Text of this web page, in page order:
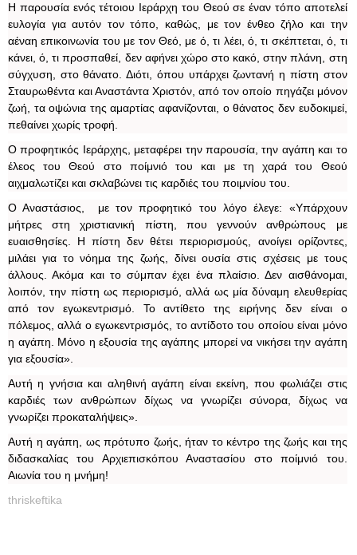
Η παρουσία ενός τέτοιου Ιεράρχη του Θεού σε έναν τόπο αποτελεί
ευλογία για αυτόν τον τόπο, καθώς, με τον ένθεο ζήλο και την
αέναη επικοινωνία του με τον Θεό, με ό, τι λέει, ό, τι σκέπτεται, ό, τι
κάνει, ό, τι προσπαθεί, δεν αφήνει χώρο στο κακό, στην πλάνη, στη
σύγχυση, στο θάνατο. Διότι, όπου υπάρχει ζωντανή η πίστη στον
Σταυρωθέντα και Αναστάντα Χριστόν, από τον οποίο πηγάζει μόνον
ζωή, τα οψώνια της αμαρτίας αφανίζονται, ο θάνατος δεν ευδοκιμεί,
πεθαίνει χωρίς τροφή.
Ο προφητικός Ιεράρχης, μεταφέρει την παρουσία, την αγάπη και το
έλεος του Θεού στο ποίμνιό του και με τη χαρά του Θεού
αιχμαλωτίζει και σκλαβώνει τις καρδιές του ποιμνίου του.
Ο Αναστάσιος, με τον προφητικό του λόγο έλεγε: «Υπάρχουν
μήτρες στη χριστιανική πίστη, που γεννούν ανθρώπους με
ευαισθησίες. Η πίστη δεν θέτει περιορισμούς, ανοίγει ορίζοντες,
μιλάει για το νόημα της ζωής, δίνει ουσία στις σχέσεις με τους
άλλους. Ακόμα και το σύμπαν έχει ένα πλαίσιο. Δεν αισθάνομαι,
λοιπόν, την πίστη ως περιορισμό, αλλά ως μία δύναμη ελευθερίας
από τον εγωκεντρισμό. Το αντίθετο της ειρήνης δεν είναι ο
πόλεμος, αλλά ο εγωκεντρισμός, το αντίδοτο του οποίου είναι μόνο
η αγάπη. Μόνο η εξουσία της αγάπης μπορεί να νικήσει την αγάπη
για εξουσία».
Αυτή η γνήσια και αληθινή αγάπη είναι εκείνη, που φωλιάζει στις
καρδιές των ανθρώπων δίχως να γνωρίζει σύνορα, δίχως να
γνωρίζει προκαταλήψεις».
Αυτή η αγάπη, ως πρότυπο ζωής, ήταν το κέντρο της ζωής και της
διδασκαλίας του Αρχιεπισκόπου Αναστασίου στο ποίμνιό του.
Αιωνία του η μνήμη!
thriskeftika